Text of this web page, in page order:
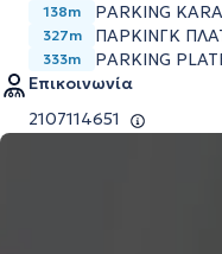
138m PARKING
327m ΠΑΡΚΙΝΓΚ
333m
PARKING
Επικοινωνία
2107114651